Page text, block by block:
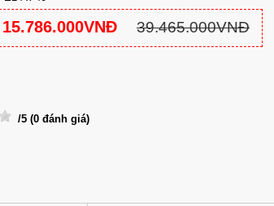
15.786.000VNĐ 39.465.000VNĐ
/5 (0 đánh giá)